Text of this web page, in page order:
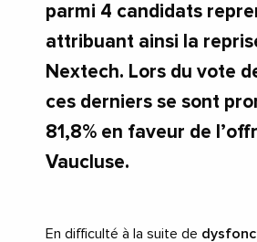
parmi 4 candidats
attribuant ainsi la
Nextech. Lors du vote
ces derniers se sont
81,8% en faveur de
Vaucluse.
En difficulté à la suite de